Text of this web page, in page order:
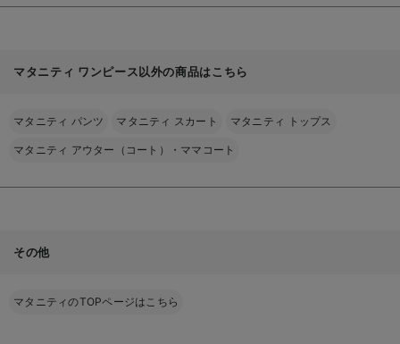
マタニティ ワンピース以外の商品はこちら
マタニティ パンツ マタニティ スカート マタニティ トップス
マタニティ アウター（コート）・ママコート
その他
マタニティのTOPページはこちら